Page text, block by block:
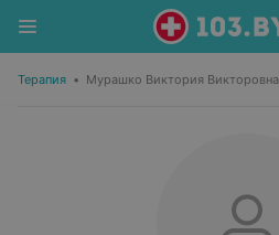
Терапия • Мурашко Виктория Викторовна